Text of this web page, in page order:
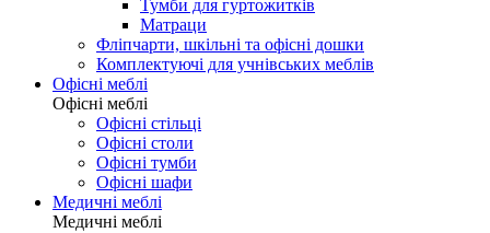
Тумби для гуртожитків
Матраци
Фліпчарти, шкільні та офісні дошки
Комплектуючі для учнівських меблів
Офісні меблі
Офісні меблі
Офісні стільці
Офісні столи
Офісні тумби
Офісні шафи
Медичні меблі
Медичні меблі